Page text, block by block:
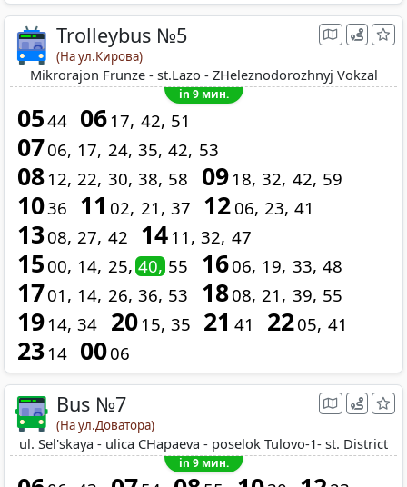
Trolleybus №5
(На ул.Кирова)
Mikrorajon Frunze - st.Lazo - ZHeleznodorozhnyj Vokzal
in 9 мин.
0544 06 17 42 51
0706 17 24 35 42 53
08 12 22 30 38 58 09 18 32 42 59
1036 11 02 21 37 12 06 23 41
1308 27 42 14 11 32 47
15 00 14 25 40 55 1606 19 33 48
1701 14 26 36 53 1808 21 39 55
19 14 34 20 15 35 21 41 2205 41
23 14 0006
Bus №7
(На ул.Доватора)
ul. Sel'skaya - ulica CHapaeva - poselok Tulovo-1- st. District
in 9 мин.